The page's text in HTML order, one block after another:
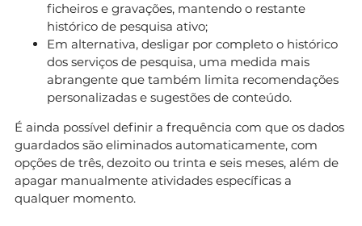
ficheiros e gravações, mantendo o restante
histórico de pesquisa ativo;
Em alternativa, desligar por completo o histórico
dos serviços de pesquisa, uma medida mais
abrangente que também limita recomendações
personalizadas e sugestões de conteúdo.
É ainda possível definir a frequência com que os dados
guardados são eliminados automaticamente, com
opções de três, dezoito ou trinta e seis meses, além de
apagar manualmente atividades específicas a
qualquer momento.